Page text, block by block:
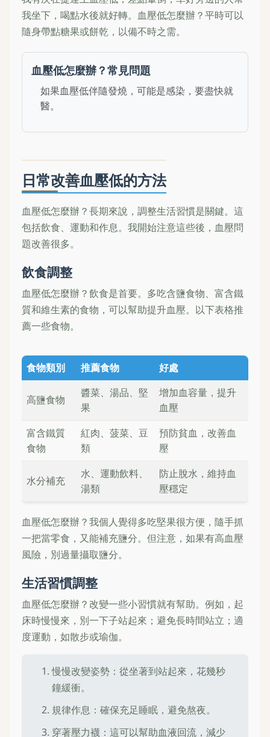
我坐下，喝點水後就好轉。血壓低怎麼辦？平時可以
隨身帶點糖果或餅乾，以備不時之需。
血壓低怎麼辦？常見問題
如果血壓低伴隨發燒，可能是感染，要盡快就
醫。
日常改善血壓低的方法
血壓低怎麼辦？長期來說，調整生活習慣是關鍵。這
包括飲食、運動和作息。我開始注意這些後，血壓問
題改善很多。
飲食調整
血壓低怎麼辦？飲食是首要。多吃含鹽食物、富含鐵
質和維生素的食物，可以幫助提升血壓。以下表格推
薦一些食物。
食物類別 推薦食物 好處
高鹽食物
醬菜、湯品、堅
果
增加血容量，提升
血壓
富含鐵質
食物
紅肉、菠菜、豆
類
預防貧血，改善血
壓
水分補充
水、運動飲料、
湯類
防止脫水，維持血
壓穩定
血壓低怎麼辦？我個人覺得多吃堅果很方便，隨手抓
一把當零食，又能補充鹽分。但注意，如果有高血壓
風險，別過量攝取鹽分。
生活習慣調整
血壓低怎麼辦？改變一些小習慣就有幫助。例如，起
床時慢慢來，別一下子站起來；避免長時間站立；適
度運動，如散步或瑜伽。
慢慢改變姿勢：從坐著到站起來，花幾秒
鐘緩衝。
規律作息：確保充足睡眠，避免熬夜。
穿著壓力襪：這可以幫助血液回流，減少